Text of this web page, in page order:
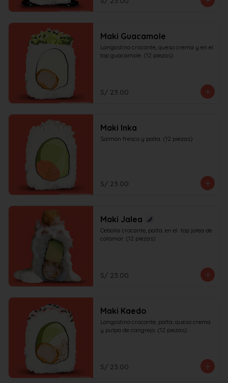
Maki Guacamole
Langostino crocante, queso crema y en el
top guacamole. (12 piezas)
S/ 23.00
Maki Inka
Salmón fresco y palta. (12 piezas)
S/ 23.00
Maki Jalea
Cebolla crocante, palta, en el  top jalea de
calamar. (12 piezas)
S/ 23.00
Maki Kaedo
Langostino crocante, palta, queso crema
y pulpa de cangrejo. (12 piezas)
S/ 23.00